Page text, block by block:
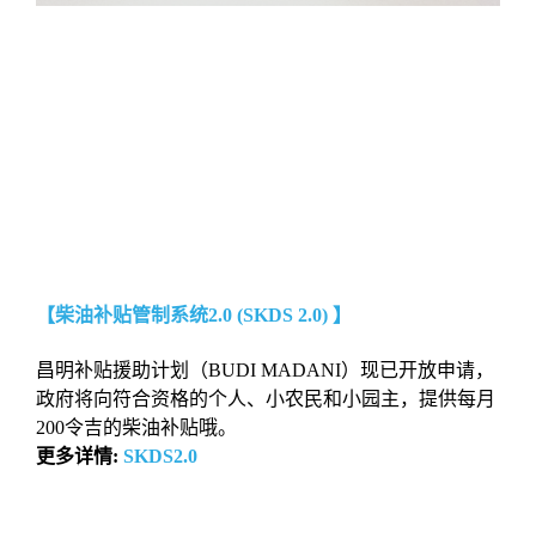
【柴油补贴管制系统2.0 (SKDS 2.0) 】
昌明补贴援助计划（BUDI MADANI）现已开放申请，
政府将向符合资格的个人、小农民和小园主，提供每月
200令吉的柴油补贴哦。
更多详情: SKDS2.0